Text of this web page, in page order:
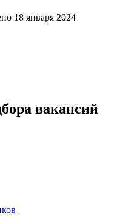
18 января 2024
вакансий